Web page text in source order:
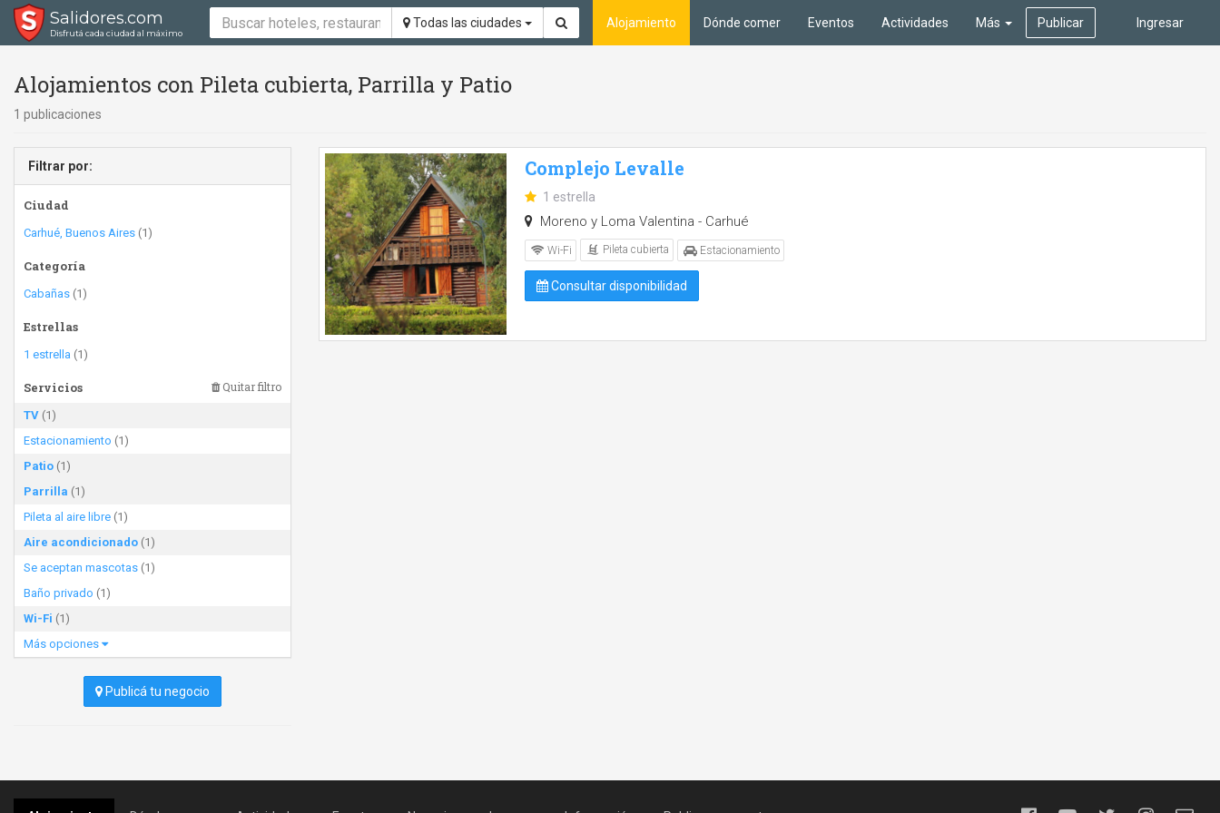
Salidores.com
Disfrutá cada ciudad al máximo
Todas las ciudades Ingresar
Alojamiento Dónde comer Eventos Actividades Más Publicar
Alojamientos con Pileta cubierta, Parrilla y Patio
1 publicaciones
Filtrar por:
Ciudad
Carhué, Buenos Aires (1)
Categoría
Cabañas (1)
Estrellas
1 estrella (1)
Servicios Quitar filtro
TV (1)
Estacionamiento (1)
Patio (1)
Parrilla (1)
Pileta al aire libre (1)
Aire acondicionado (1)
Se aceptan mascotas (1)
Baño privado (1)
Wi-Fi (1)
Más opciones
Publicá tu negocio
Complejo Levalle
1 estrella
Moreno y Loma Valentina - Carhué
Wi-Fi Pileta cubierta Estacionamiento
Consultar disponibilidad